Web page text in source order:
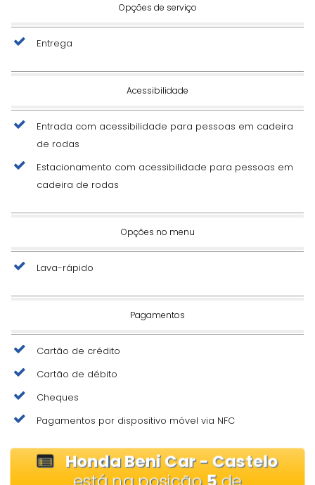
Opções de serviço
Entrega
Acessibilidade
Entrada com acessibilidade para pessoas em cadeira
de rodas
Estacionamento com acessibilidade para pessoas em
cadeira de rodas
Opções no menu
Lava-rápido
Pagamentos
Cartão de crédito
Cartão de débito
Cheques
Pagamentos por dispositivo móvel via NFC
Honda Beni Car - Castelo
está na posição 5de